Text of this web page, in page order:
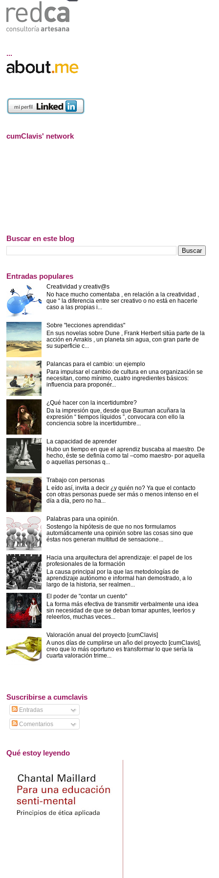
...
cumClavis' network
Buscar en este blog
Entradas populares
Creatividad y creativ@s
No hace mucho comentaba , en relación a la creatividad ,
que “ la diferencia entre ser creativo o no está en hacerle
caso a las propias i...
Sobre "lecciones aprendidas"
En sus novelas sobre Dune , Frank Herbert sitúa parte de la
acción en Arrakis , un planeta sin agua, con gran parte de
su superficie c...
Palancas para el cambio: un ejemplo
Para impulsar el cambio de cultura en una organización se
necesitan, como mínimo, cuatro ingredientes básicos:
influencia para proponér...
¿Qué hacer con la incertidumbre?
Da la impresión que, desde que Bauman acuñara la
expresión “ tiempos líquidos ”, convocara con ello la
conciencia sobre la incertidumbre...
La capacidad de aprender
Hubo un tiempo en que el aprendiz buscaba al maestro. De
hecho, éste se definía como tal –como maestro- por aquella
o aquellas personas q...
Trabajo con personas
L eído así, invita a decir ¿y quién no? Ya que el contacto
con otras personas puede ser más o menos intenso en el
día a día, pero no ha...
Palabras para una opinión.
Sostengo la hipótesis de que no nos formulamos
automáticamente una opinión sobre las cosas sino que
éstas nos generan multitud de sensacione...
Hacia una arquitectura del aprendizaje: el papel de los
profesionales de la formación
La causa principal por la que las metodologías de
aprendizaje autónomo e informal han demostrado, a lo
largo de la historia, ser realmen...
El poder de "contar un cuento"
La forma más efectiva de transmitir verbalmente una idea
sin necesidad de que se deban tomar apuntes, leerlos y
releerlos, muchas veces...
Valoración anual del proyecto [cumClavis]
A unos días de cumplirse un año del proyecto [cumClavis],
creo que lo más oportuno es transformar lo que sería la
cuarta valoración trime...
Suscribirse a cumclavis
Entradas
Comentarios
Qué estoy leyendo